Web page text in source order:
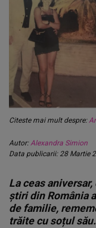
Citeste mai mult despre:
Autor:Alexandra Simion
Data publicarii: 28 Martie
La ceas
știri din România
de familie,
trăite cu soțul său.